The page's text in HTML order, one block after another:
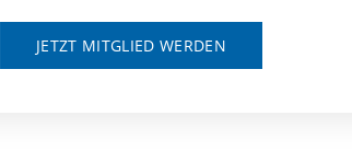
JETZT MITGLIED WERDEN